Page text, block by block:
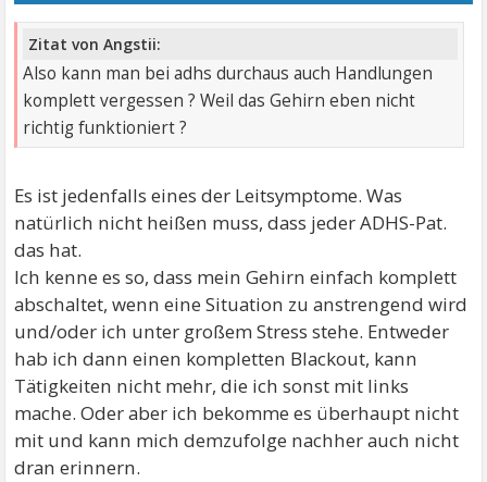
Zitat von Angstii:
Also kann man bei adhs durchaus auch Handlungen
komplett vergessen ? Weil das Gehirn eben nicht
richtig funktioniert ?
Es ist jedenfalls eines der Leitsymptome. Was
natürlich nicht heißen muss, dass jeder ADHS-Pat.
das hat.
Ich kenne es so, dass mein Gehirn einfach komplett
abschaltet, wenn eine Situation zu anstrengend wird
und/oder ich unter großem Stress stehe. Entweder
hab ich dann einen kompletten Blackout, kann
Tätigkeiten nicht mehr, die ich sonst mit links
mache. Oder aber ich bekomme es überhaupt nicht
mit und kann mich demzufolge nachher auch nicht
dran erinnern.